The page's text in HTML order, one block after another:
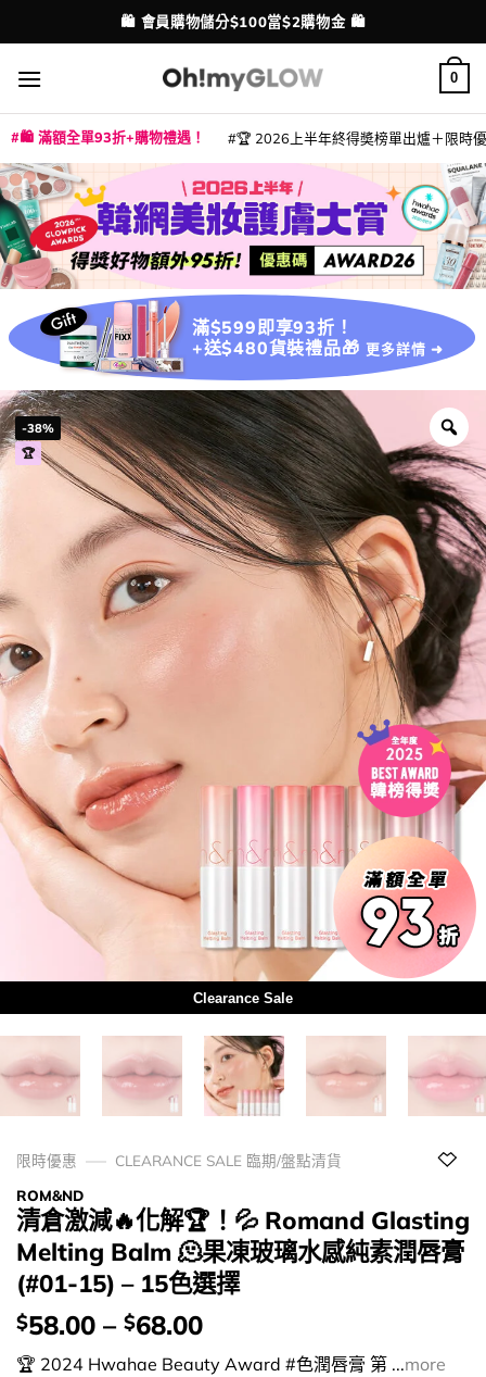
to
content
配送港澳
💳 支援消費券、FPS、八達通、PAYME、信用卡付款
0
🛍️ 滿額全單93折+購物禮遇！ 🏆 2026上半年終得奬榜單出爐＋限時
滿$599即享93折！
+送$480貨裝禮品🎁 更多詳情 ➜
-38%
🏆
Clearance Sale
限時優惠
CLEARANCE SALE 臨期/盤點清貨
ROM&ND
清倉激減🔥化解🏆！💦 Romand Glasting
Melting Balm 🫠果凍玻璃水感純素潤唇膏
(#01-15) – 15色選擇
價
錢：
$58.00 – $68.00
🏆 2024 Hwahae Beauty Award #色潤唇膏 第 ...more